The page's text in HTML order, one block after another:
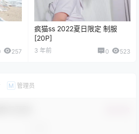
257
疯猫ss 2022夏日限定 制服
[20P]
3 年前 0 523
M 管理员